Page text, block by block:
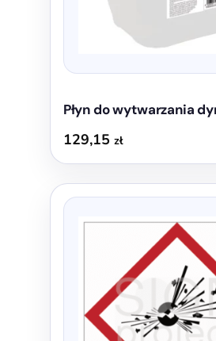
Płyn do wytwarzania
129,15 zł
Ten
można